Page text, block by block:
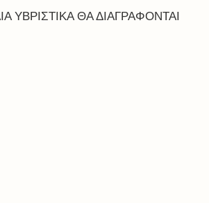
ΥΒΡΙΣΤΙΚΑ ΘΑ ΔΙΑΓΡΑΦΟΝΤΑΙ